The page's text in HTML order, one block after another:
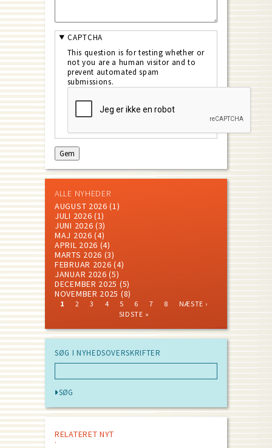
CAPTCHA
This question is for testing whether or
not you are a human visitor and to
prevent automated spam
submissions.
ALLE NYHEDER
AUGUST 2026 (1)
JULI 2026 (1)
JUNI 2026 (3)
MAJ 2026 (4)
APRIL 2026 (4)
MARTS 2026 (3)
FEBRUAR 2026 (4)
JANUAR 2026 (5)
DECEMBER 2025 (5)
NOVEMBER 2025 (8)
CURRENT
1 PAGE
2 PAGE
3 PAGE
4 PAGE
5 PAGE
6 PAGE
7 PAGE
8
NEXT
NÆSTE ›
SIDSTE »
SØG I NYHEDSOVERSKRIFTER
RELATERET NYT